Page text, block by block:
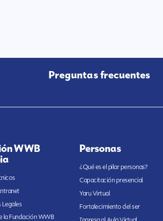
Preguntas frecuentes
WWB
la Fundación WWB
Personas
¿Qué es el pilar personas?
Capacitación presencial
Yaru Virtual
Fortalecimiento del ser